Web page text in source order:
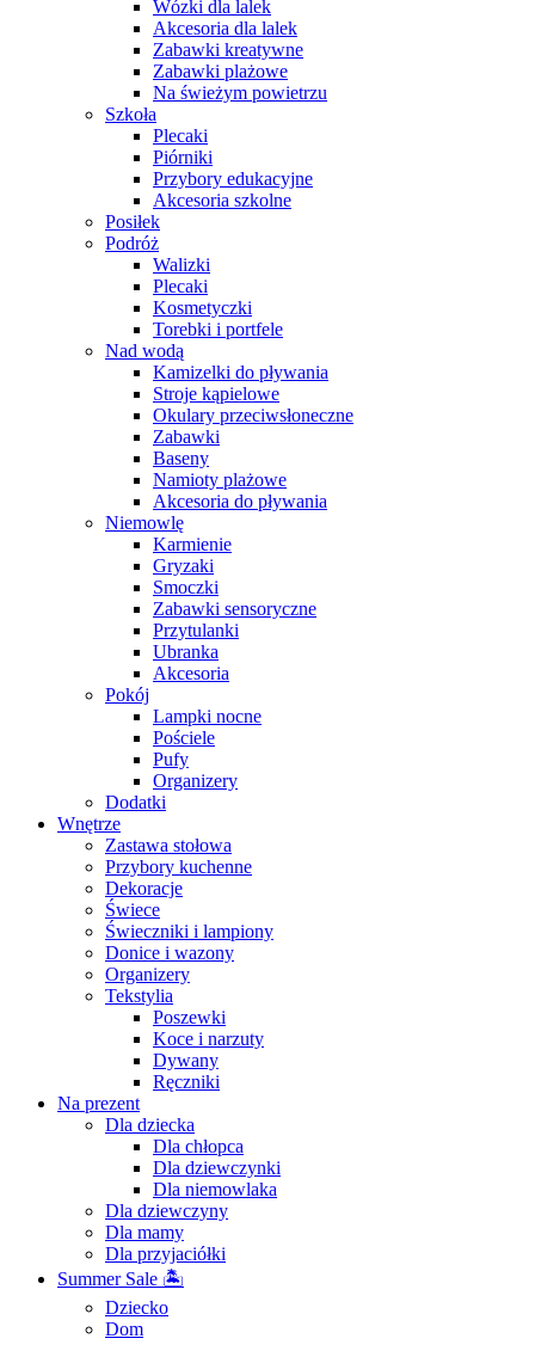
Wózki dla lalek
Akcesoria dla lalek
Zabawki kreatywne
Zabawki plażowe
Na świeżym powietrzu
Szkoła
Plecaki
Piórniki
Przybory edukacyjne
Akcesoria szkolne
Posiłek
Podróż
Walizki
Plecaki
Kosmetyczki
Torebki i portfele
Nad wodą
Kamizelki do pływania
Stroje kąpielowe
Okulary przeciwsłoneczne
Zabawki
Baseny
Namioty plażowe
Akcesoria do pływania
Niemowlę
Karmienie
Gryzaki
Smoczki
Zabawki sensoryczne
Przytulanki
Ubranka
Akcesoria
Pokój
Lampki nocne
Pościele
Pufy
Organizery
Dodatki
Wnętrze
Zastawa stołowa
Przybory kuchenne
Dekoracje
Świece
Świeczniki i lampiony
Donice i wazony
Organizery
Tekstylia
Poszewki
Koce i narzuty
Dywany
Ręczniki
Na prezent
Dla dziecka
Dla chłopca
Dla dziewczynki
Dla niemowlaka
Dla dziewczyny
Dla mamy
Dla przyjaciółki
Summer Sale 🏝
Dziecko
Dom